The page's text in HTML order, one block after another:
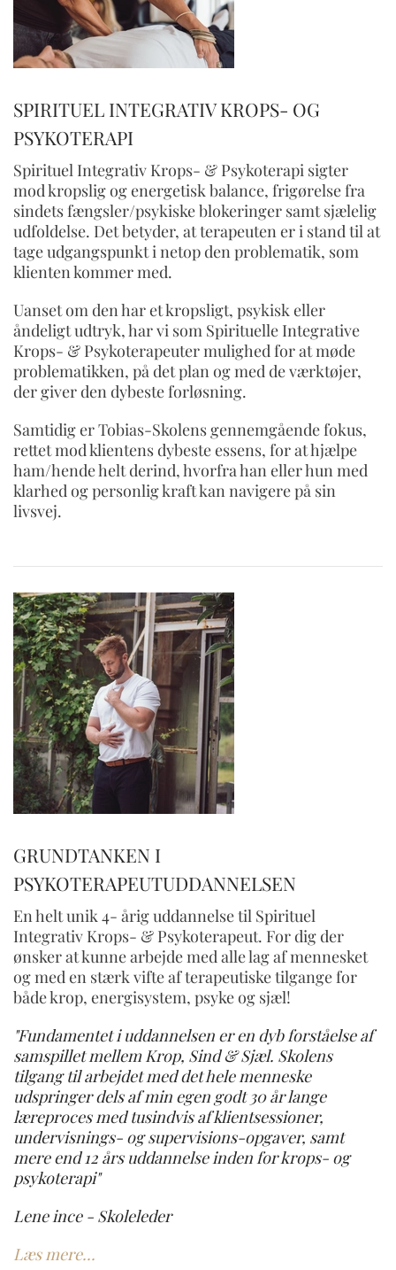
SPIRITUEL INTEGRATIV KROPS- OG
PSYKOTERAPI
Spirituel Integrativ Krops- & Psykoterapi sigter
mod kropslig og energetisk balance, frigørelse fra
sindets fængsler/psykiske blokeringer samt sjælelig
udfoldelse. Det betyder, at terapeuten er i stand til at
tage udgangspunkt i netop den problematik, som
klienten kommer med.
Uanset om den har et kropsligt, psykisk eller
åndeligt udtryk, har vi som Spirituelle Integrative
Krops- & Psykoterapeuter mulighed for at møde
problematikken, på det plan og med de værktøjer,
der giver den dybeste forløsning.
Samtidig er Tobias-Skolens gennemgående fokus,
rettet mod klientens dybeste essens, for at hjælpe
ham/hende helt derind, hvorfra han eller hun med
klarhed og personlig kraft kan navigere på sin
livsvej.
GRUNDTANKEN I
PSYKOTERAPEUTUDDANNELSEN
En helt unik 4- årig uddannelse til Spirituel
Integrativ Krops- & Psykoterapeut. For dig der
ønsker at kunne arbejde med alle lag af mennesket
og med en stærk vifte af terapeutiske tilgange for
både krop, energisystem, psyke og sjæl!
"Fundamentet i uddannelsen er en dyb forståelse af
samspillet mellem Krop, Sind & Sjæl. Skolens
tilgang til arbejdet med det hele menneske
udspringer dels af min egen godt 30 år lange
læreproces med tusindvis af klientsessioner,
undervisnings- og supervisions-opgaver, samt
mere end 12 års uddannelse inden for krops- og
psykoterapi"
Lene ince - Skoleleder
Læs mere...